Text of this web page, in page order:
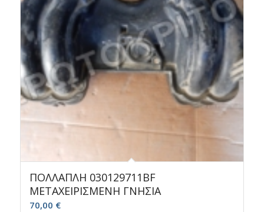
ΠΟΛΛΑΠΛΗ 030129711BF
ΜΕΤΑΧΕΙΡΙΣΜΕΝΗ ΓΝΗΣΙΑ
70,00 €